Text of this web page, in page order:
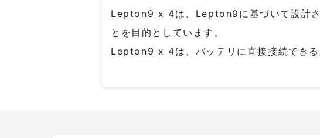
Lepton9 x 4は、Lepton9に基づいて設計さ
とを目的としています。
Lepton9 x 4は、バッテリに直接接続できる